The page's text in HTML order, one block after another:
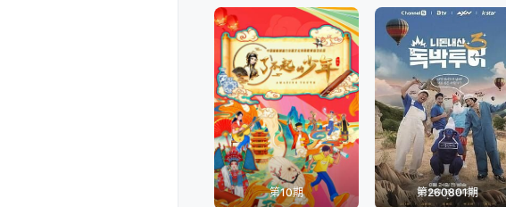
20260103 20260102(好六看好剧)20260102(超
20251214(特别企划) 20251213 20251212(超前
20251128(超前探班)20251123(加更版)
20251108 20251107(超前探班)20251102(双十
20251020(特别企划)20251019(特别企划)
第10期 第260801期